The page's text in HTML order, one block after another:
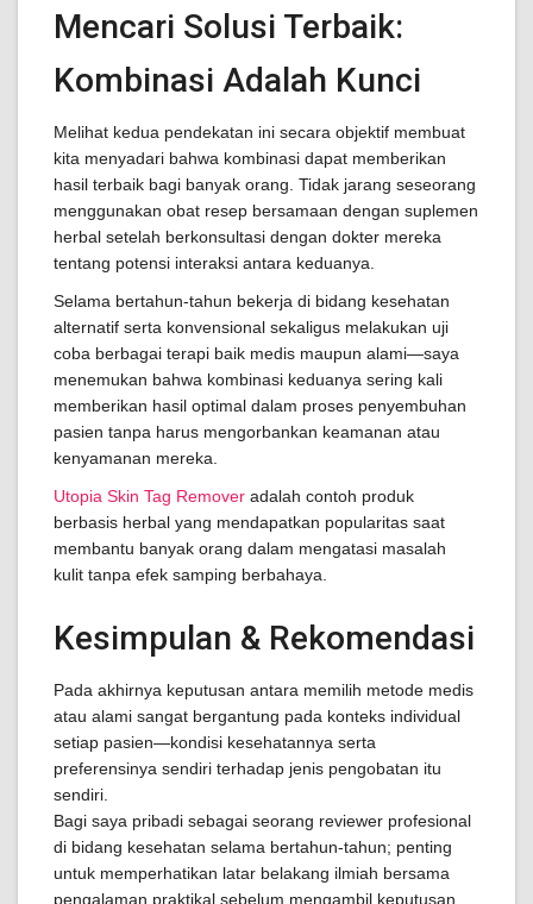
Mencari Solusi Terbaik:
Kombinasi Adalah Kunci
Melihat kedua pendekatan ini secara objektif membuat
kita menyadari bahwa kombinasi dapat memberikan
hasil terbaik bagi banyak orang. Tidak jarang seseorang
menggunakan obat resep bersamaan dengan suplemen
herbal setelah berkonsultasi dengan dokter mereka
tentang potensi interaksi antara keduanya.
Selama bertahun-tahun bekerja di bidang kesehatan
alternatif serta konvensional sekaligus melakukan uji
coba berbagai terapi baik medis maupun alami—saya
menemukan bahwa kombinasi keduanya sering kali
memberikan hasil optimal dalam proses penyembuhan
pasien tanpa harus mengorbankan keamanan atau
kenyamanan mereka.
Utopia Skin Tag Remover adalah contoh produk
berbasis herbal yang mendapatkan popularitas saat
membantu banyak orang dalam mengatasi masalah
kulit tanpa efek samping berbahaya.
Kesimpulan & Rekomendasi
Pada akhirnya keputusan antara memilih metode medis
atau alami sangat bergantung pada konteks individual
setiap pasien—kondisi kesehatannya serta
preferensinya sendiri terhadap jenis pengobatan itu
sendiri.
Bagi saya pribadi sebagai seorang reviewer profesional
di bidang kesehatan selama bertahun-tahun; penting
untuk memperhatikan latar belakang ilmiah bersama
pengalaman praktikal sebelum mengambil keputusan